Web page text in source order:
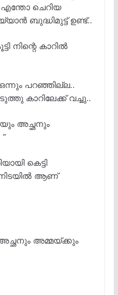
എന്തോ ചെറിയ
ബുദ്ധിമുട്ട് ഉണ്ട്..
നിന്റെ കാറിൽ
ഒന്നും പറഞ്ഞില്ല..
കാറിലേക്ക് വച്ചു..
അച്ഛനും
കെട്ടി
ആണ്
അമ്മയ്ക്കും